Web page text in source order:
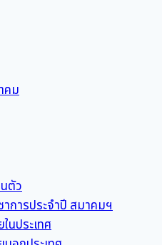
คม
ตัว
การประจำปี สมาคมฯ
นประเทศ